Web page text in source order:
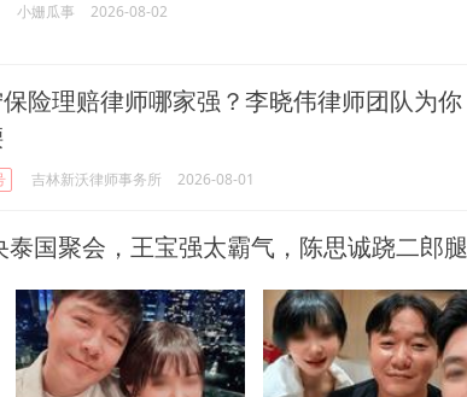
小姗瓜事 2026-08-02
险理赔律师哪家强？李晓伟律师团队为你
吉林新沃律师事务所 2026-08-01
国聚会，王宝强太霸气，陈思诚跷二郎腿